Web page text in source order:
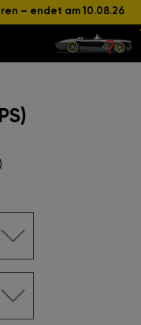
– endet am 10.08.26